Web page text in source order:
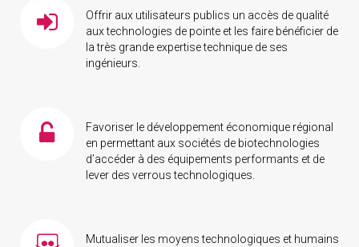
Offrir aux utilisateurs publics un accès de qualité
aux technologies de pointe et les faire bénéficier de
la très grande expertise technique de ses
ingénieurs.
Favoriser le développement économique régional
en permettant aux sociétés de biotechnologies
d’accéder à des équipements performants et de
lever des verrous technologiques.
Mutualiser les moyens technologiques et humains